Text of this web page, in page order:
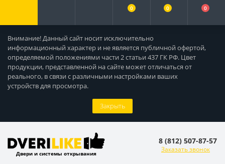
Внимание! Данный сайт носит исключительно
информационный характер и не является публичной офертой,
определяемой положениями части 2 статьи 437 ГК РФ. Цвет
продукции, представленной на сайте может отличаться от
реального, в связи с различными настройками ваших
устройств для просмотра.
Закрыть
0 0 0
Двери и системы открывания
8 (812) 507-87-57
Заказать звонок